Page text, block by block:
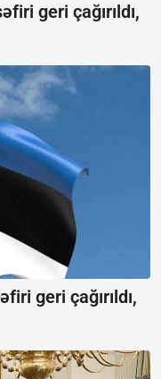
geri çağırıldı,
geri çağırıldı,